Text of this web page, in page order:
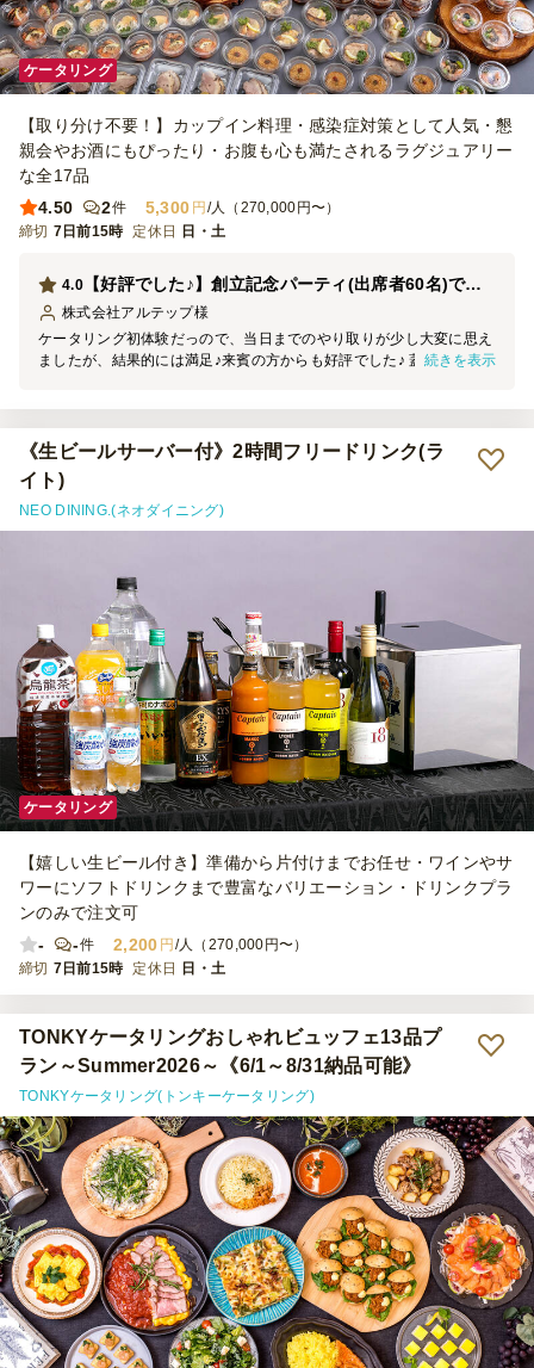
ケータリング
【取り分け不要！】カップイン料理・感染症対策として人気・懇
親会やお酒にもぴったり・お腹も心も満たされるラグジュアリー
な全17品
4.50
2件 5,300 円 /人（270,000円〜）
締切 7日前15時 定休日 日・土
【好評でした♪】創立記念パーティ(出席者60名)で利用
4.0
株式会社アルテップ様
ケータリング初体験だっので、当日までのやり取りが少し大変に思え
ましたが、結果的には満足♪来賓の方からも好評でした♪ 蓋つきのカ
残念。注文数に関しては今後は要検討ですね。 常駐スタッフ３名来
ていただき感じも良く、対応もスムーズでした。 食べ終わった後の
蓋がどうしても散乱しがちだったので、ゴミ箱の配置などが改善され
るとよいかと思いました。
続きを表示
《生ビールサーバー付》2時間フリードリンク(ラ
イト)
NEO DINING.(ネオダイニング)
ケータリング
【嬉しい生ビール付き】準備から片付けまでお任せ・ワインやサ
ワーにソフトドリンクまで豊富なバリエーション・ドリンクプラ
ンのみで注文可
-
-件 2,200 円 /人（270,000円〜）
締切 7日前15時 定休日 日・土
TONKYケータリングおしゃれビュッフェ13品プ
ラン～Summer2026～《6/1～8/31納品可能》
TONKYケータリング(トンキーケータリング)